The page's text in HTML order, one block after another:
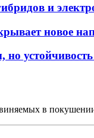
и
новое
в